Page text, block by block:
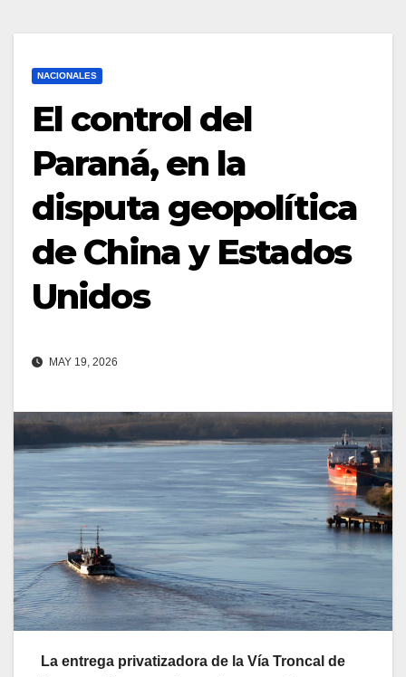
NACIONALES
El control del
Paraná, en la
disputa geopolítica
de China y Estados
Unidos
MAY 19, 2026
La entrega privatizadora de la Vía Troncal de